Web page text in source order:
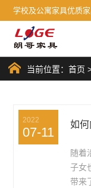
学校及公寓家具优质
当前位置：首页
2022
07-11
如何
随着
子女
带来